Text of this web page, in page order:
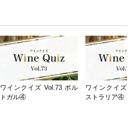
ワインクイズ Vol.73 ポル
トガル④
ワインクイズ
ストラリア④